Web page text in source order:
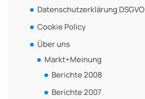
Datenschutzerklärung DSGVO
Cookie Policy
Über uns
Markt+Meinung
Berichte 2008
Berichte 2007